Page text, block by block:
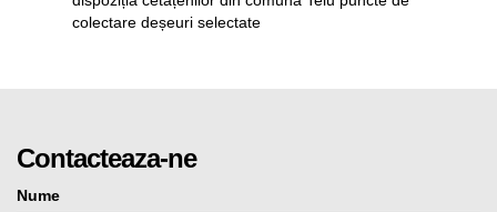
colectare deșeuri selectate
Contacteaza-ne
Nume